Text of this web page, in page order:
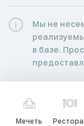
Мы не
в базе.
Мечеть